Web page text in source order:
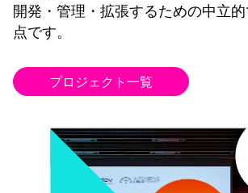
開発・管理・拡張するための中立
点です。
プロジェクト一覧